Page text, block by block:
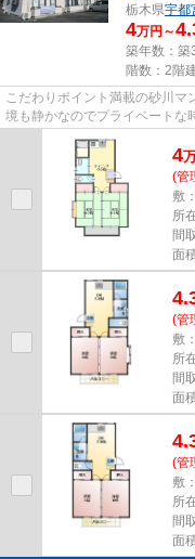
栃木県宇都
4万円～
築年数：築
階数：2階
こだわりポイント満載の砂川マ
境も静かなのでプライベートな
4
(管
敷
所
間
面
(管
敷
所
間
面
(管
敷
所
間
面